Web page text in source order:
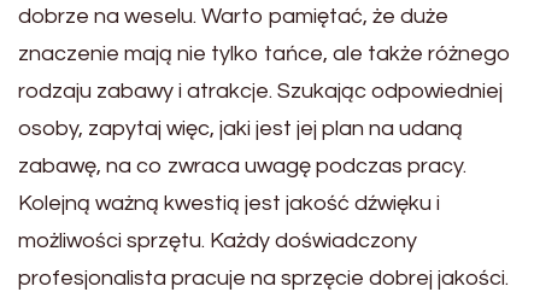
dobrze na weselu. Warto pamiętać, że duże
znaczenie mają nie tylko tańce, ale także różnego
rodzaju zabawy i atrakcje. Szukając odpowiedniej
osoby, zapytaj więc, jaki jest jej plan na udaną
zabawę, na co zwraca uwagę podczas pracy.
Kolejną ważną kwestią jest jakość dźwięku i
możliwości sprzętu. Każdy doświadczony
profesjonalista pracuje na sprzęcie dobrej jakości.